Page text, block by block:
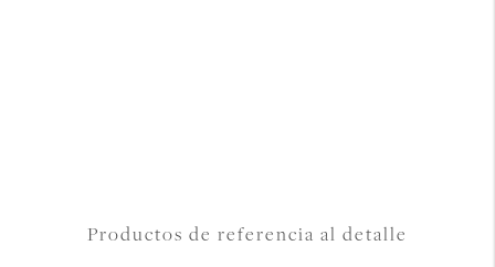
Productos de referencia al detalle